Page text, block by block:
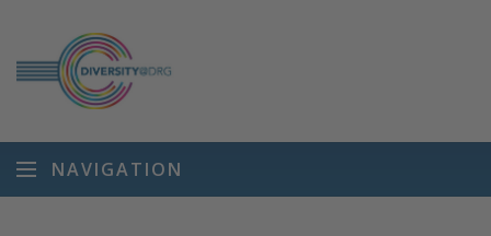
NAVIGATION